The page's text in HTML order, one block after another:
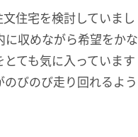
住宅を検討していまし
収めながら希望をかな
ても気に入っています
のびのび走り回れるよう